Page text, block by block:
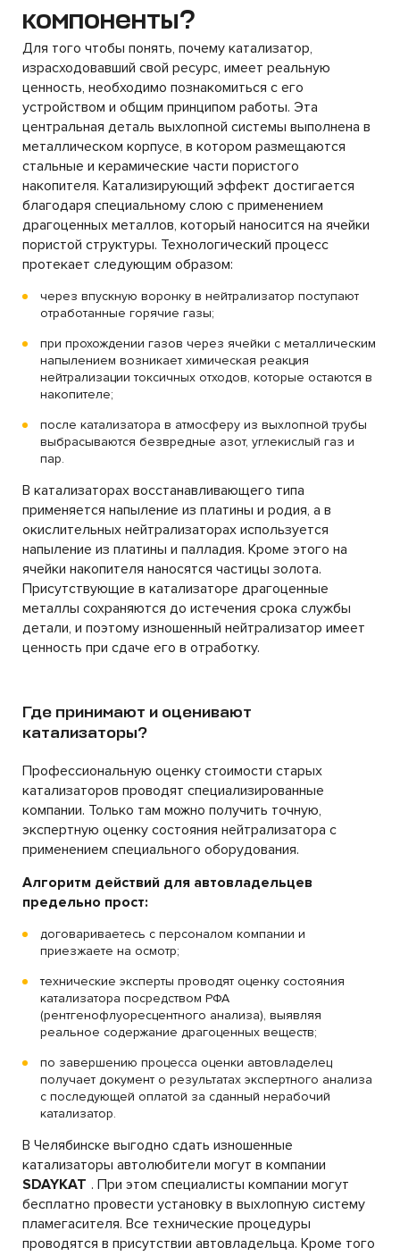
компоненты?
Для того чтобы понять, почему катализатор,
израсходовавший свой ресурс, имеет реальную
ценность, необходимо познакомиться с его
устройством и общим принципом работы. Эта
центральная деталь выхлопной системы выполнена в
металлическом корпусе, в котором размещаются
стальные и керамические части пористого
накопителя. Катализирующий эффект достигается
благодаря специальному слою с применением
драгоценных металлов, который наносится на ячейки
пористой структуры. Технологический процесс
протекает следующим образом:
через впускную воронку в нейтрализатор поступают
отработанные горячие газы;
при прохождении газов через ячейки с металлическим
напылением возникает химическая реакция
нейтрализации токсичных отходов, которые остаются в
накопителе;
после катализатора в атмосферу из выхлопной трубы
выбрасываются безвредные азот, углекислый газ и
пар.
В катализаторах восстанавливающего типа
применяется напыление из платины и родия, а в
окислительных нейтрализаторах используется
напыление из платины и палладия. Кроме этого на
ячейки накопителя наносятся частицы золота.
Присутствующие в катализаторе драгоценные
металлы сохраняются до истечения срока службы
детали, и поэтому изношенный нейтрализатор имеет
ценность при сдаче его в отработку.
Где принимают и оценивают
катализаторы?
Профессиональную оценку стоимости старых
катализаторов проводят специализированные
компании. Только там можно получить точную,
экспертную оценку состояния нейтрализатора с
применением специального оборудования.
Алгоритм действий для автовладельцев
предельно прост:
договариваетесь с персоналом компании и
приезжаете на осмотр;
технические эксперты проводят оценку состояния
катализатора посредством РФА
(рентгенофлуоресцентного анализа), выявляя
реальное содержание драгоценных веществ;
по завершению процесса оценки автовладелец
получает документ о результатах экспертного анализа
с последующей оплатой за сданный нерабочий
катализатор.
В Челябинске выгодно сдать изношенные
катализаторы автолюбители могут в компании
SDAYKAT . При этом специалисты компании могут
бесплатно провести установку в выхлопную систему
пламегасителя. Все технические процедуры
проводятся в присутствии автовладельца. Кроме того